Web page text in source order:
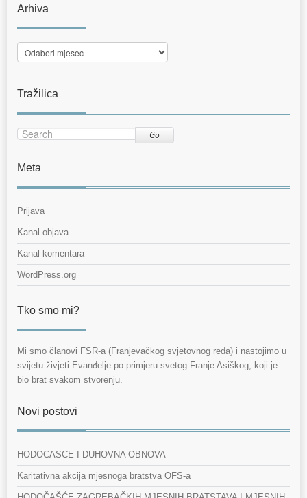
Arhiva
Arhiva
Tražilica
Go
Meta
Prijava
Kanal objava
Kanal komentara
WordPress.org
Tko smo mi?
Mi smo članovi FSR-a (Franjevačkog svjetovnog reda) i nastojimo u
svijetu živjeti Evanđelje po primjeru svetog Franje Asiškog, koji je
bio brat svakom stvorenju.
Novi postovi
HODOCASCE I DUHOVNA OBNOVA
Karitativna akcija mjesnoga bratstva OFS-a